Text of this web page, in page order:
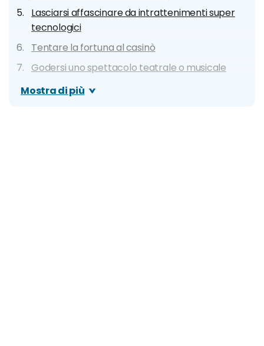
Lasciarsi affascinare da intrattenimenti super
tecnologici
Tentare la fortuna al casinò
Godersi uno spettacolo teatrale o musicale
Partecipare a feste e party organizzati
Mostra di più